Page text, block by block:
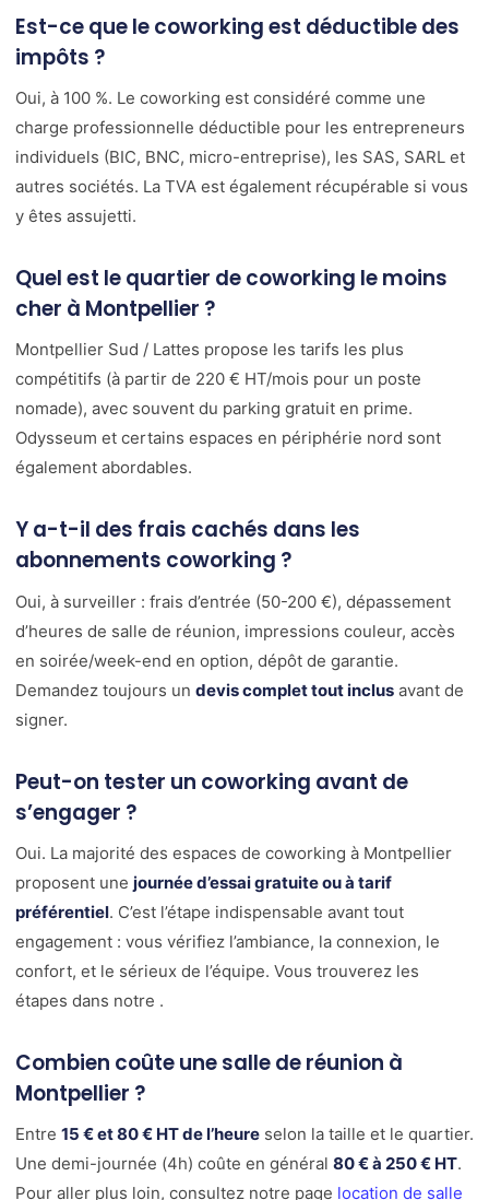
Est-ce que le coworking est déductible des
impôts ?
Oui, à 100 %. Le coworking est considéré comme une
charge professionnelle déductible pour les entrepreneurs
individuels (BIC, BNC, micro-entreprise), les SAS, SARL et
autres sociétés. La TVA est également récupérable si vous
y êtes assujetti.
Quel est le quartier de coworking le moins
cher à Montpellier ?
Montpellier Sud / Lattes propose les tarifs les plus
compétitifs (à partir de 220 € HT/mois pour un poste
nomade), avec souvent du parking gratuit en prime.
Odysseum et certains espaces en périphérie nord sont
également abordables.
Y a-t-il des frais cachés dans les
abonnements coworking ?
Oui, à surveiller : frais d’entrée (50-200 €), dépassement
d’heures de salle de réunion, impressions couleur, accès
en soirée/week-end en option, dépôt de garantie.
Demandez toujours un devis complet tout inclus avant de
signer.
Peut-on tester un coworking avant de
s’engager ?
Oui. La majorité des espaces de coworking à Montpellier
proposent une journée d’essai gratuite ou à tarif
préférentiel. C’est l’étape indispensable avant tout
engagement : vous vérifiez l’ambiance, la connexion, le
confort, et le sérieux de l’équipe. Vous trouverez les
étapes dans notre .
Combien coûte une salle de réunion à
Montpellier ?
Entre 15 € et 80 € HT de l’heure selon la taille et le quartier.
Une demi-journée (4h) coûte en général 80 € à 250 € HT.
Pour aller plus loin, consultez notre page location de salle